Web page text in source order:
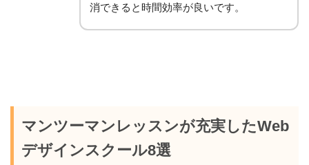
消できると時間効率が良いです。
マンツーマンレッスンが充実したWeb
デザインスクール8選